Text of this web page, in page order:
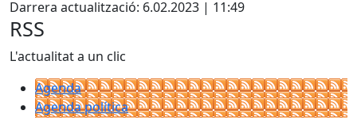
Darrera actualització: 6.02.2023 | 11:49
RSS
L'actualitat a un clic
Agenda
Agenda política